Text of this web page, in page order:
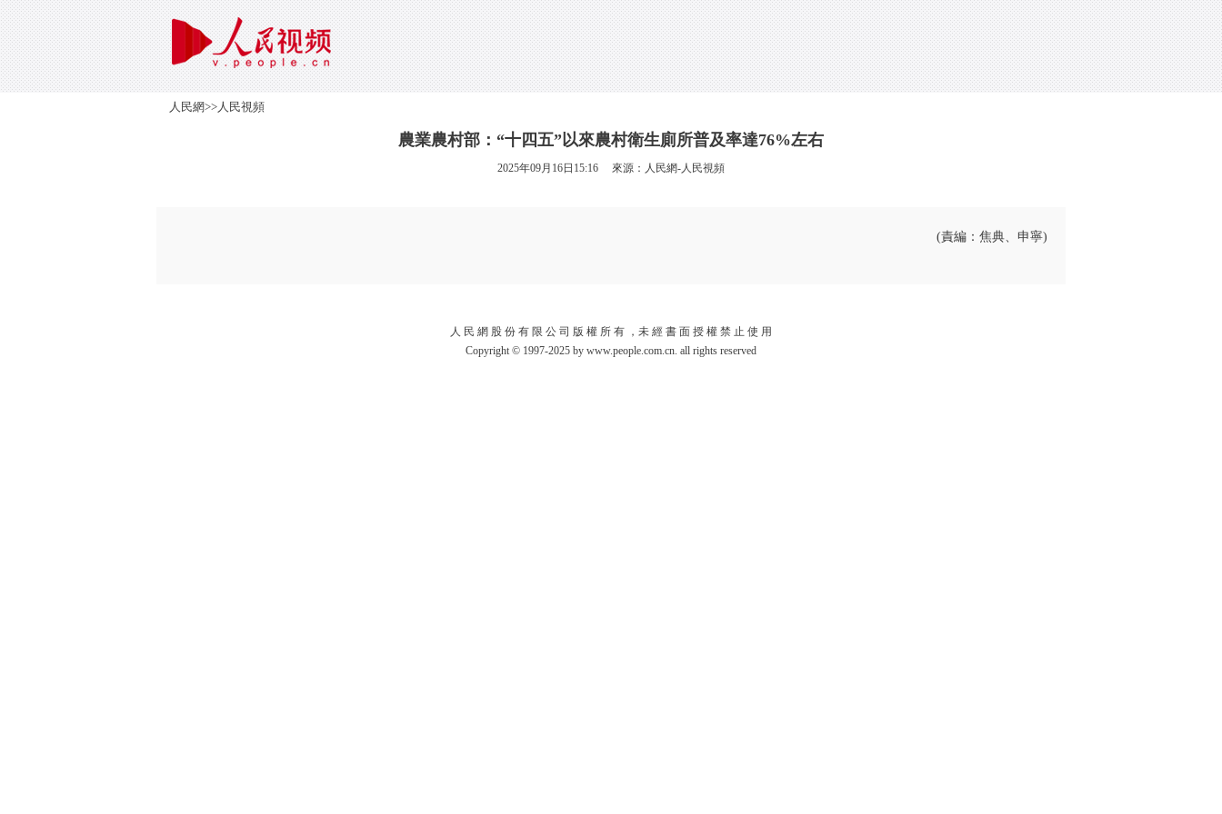
人民網>>人民視頻
農業農村部：“十四五”以來農村衛生廁所普及率達76%左右
2025年09月16日15:16 來源： 人民網-人民視頻
(責編：焦典、申寧)
人 民 網 股 份 有 限 公 司 版 權 所 有 ，未 經 書 面 授 權 禁 止 使 用
Copyright © 1997-2025 by www.people.com.cn. all rights reserved